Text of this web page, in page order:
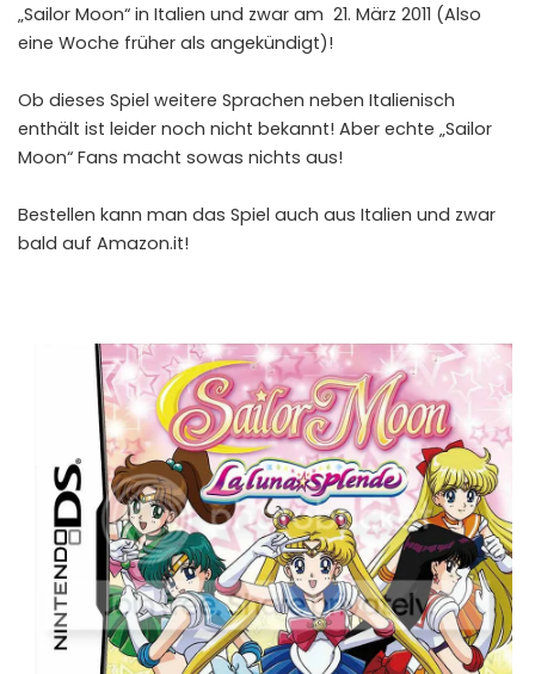
„Sailor Moon“ in Italien und zwar am 21. März 2011 (Also
eine Woche früher als angekündigt)!
Ob dieses Spiel weitere Sprachen neben Italienisch
enthält ist leider noch nicht bekannt! Aber echte „Sailor
Moon“ Fans macht sowas nichts aus!
Bestellen kann man das Spiel auch aus Italien und zwar
bald auf Amazon.it!